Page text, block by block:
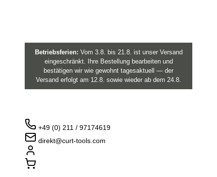
Betriebsferien: Vom 3.8. bis 21.8. ist unser Versand
eingeschränkt. Ihre Bestellung bearbeiten und
bestätigen wir wie gewohnt tagesaktuell — der
Versand erfolgt am 12.8. sowie wieder ab dem 24.8.
+49 (0) 211 / 97174619
direkt@curt-tools.com